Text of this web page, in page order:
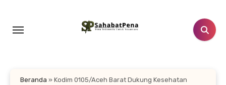
konten
Beranda » Kodim 0105/Aceh Barat Dukung Kesehatan